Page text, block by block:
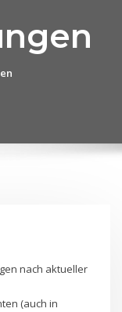
nach aktueller
(auch in